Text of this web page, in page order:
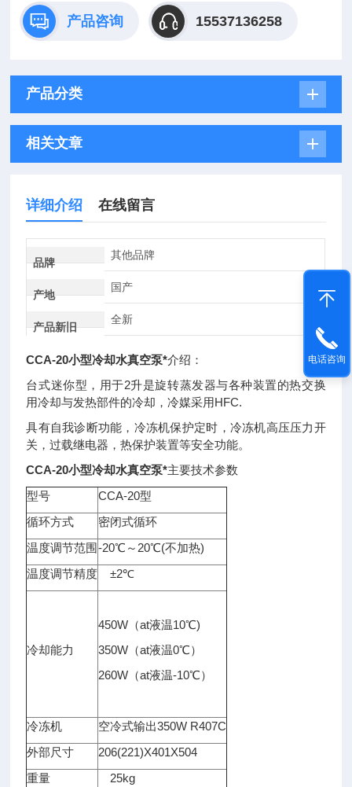
产品咨询 15537136258
产品分类
相关文章
详细介绍 在线留言
品牌
其他品牌
产地
国产
产品新旧
全新
CCA-20小型冷却水真空泵*介绍：
台式迷你型，用于2升是旋转蒸发器与各种装置的热交换
用冷却与发热部件的冷却，冷媒采用HFC.
具有自我诊断功能，冷冻机保护定时，冷冻机高压压力开
关，过载继电器，热保护装置等安全功能。
CCA-20小型冷却水真空泵*主要技术参数
型号
CCA-20型
循环方式
密闭式循环
温度调节范围-20℃～20℃(不加热)
温度调节精度 ±2℃
冷却能力
450W（at液温10℃)
350W（at液温0℃）
260W（at液温-10℃）
冷冻机
空冷式输出350W R407C
外部尺寸
206(221)X401X504
重量
25kg
电话咨询